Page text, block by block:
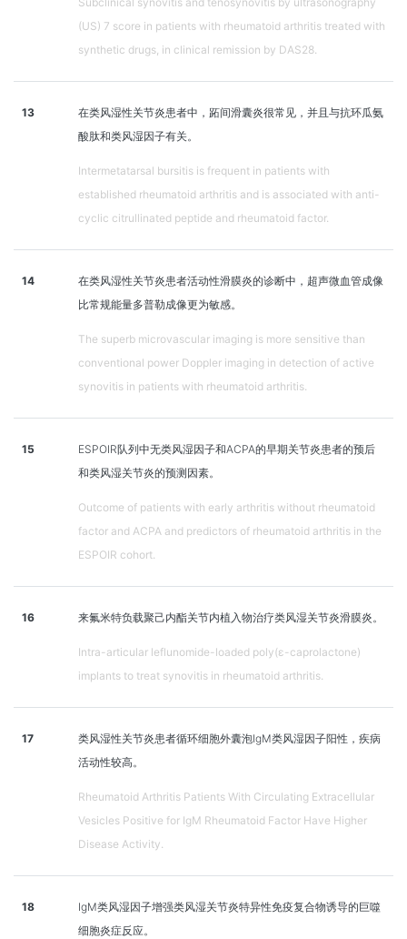
(US) 7 score in patients with rheumatoid arthritis treated with
synthetic drugs, in clinical remission by DAS28.
13
在类风湿性关节炎患者中，跖间滑囊炎很常见，并且与抗环瓜氨
酸肽和类风湿因子有关。
Intermetatarsal bursitis is frequent in patients with
established rheumatoid arthritis and is associated with anti-
cyclic citrullinated peptide and rheumatoid factor.
14
在类风湿性关节炎患者活动性滑膜炎的诊断中，超声微血管成像
比常规能量多普勒成像更为敏感。
The superb microvascular imaging is more sensitive than
conventional power Doppler imaging in detection of active
synovitis in patients with rheumatoid arthritis.
15
ESPOIR队列中无类风湿因子和ACPA的早期关节炎患者的预后
和类风湿关节炎的预测因素。
Outcome of patients with early arthritis without rheumatoid
factor and ACPA and predictors of rheumatoid arthritis in the
ESPOIR cohort.
16 来氟米特负载聚己内酯关节内植入物治疗类风湿关节炎滑膜炎。
Intra-articular leflunomide-loaded poly(ε-caprolactone)
implants to treat synovitis in rheumatoid arthritis.
17
类风湿性关节炎患者循环细胞外囊泡IgM类风湿因子阳性，疾病
活动性较高。
Rheumatoid Arthritis Patients With Circulating Extracellular
Vesicles Positive for IgM Rheumatoid Factor Have Higher
Disease Activity.
18
IgM类风湿因子增强类风湿关节炎特异性免疫复合物诱导的巨噬
细胞炎症反应。